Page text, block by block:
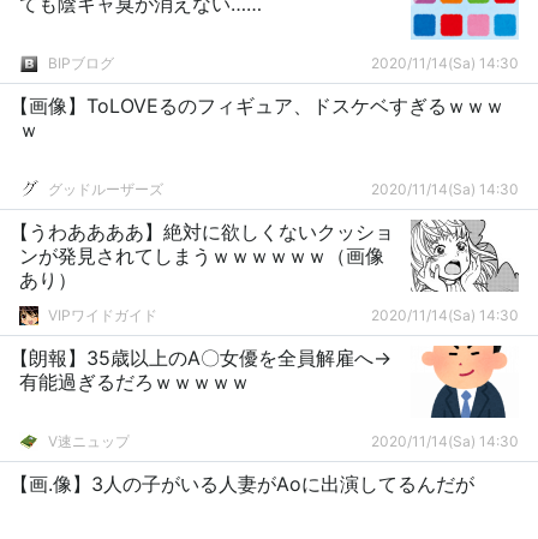
BIPブログ 2020/11/14(Sa) 14:30
【画像】ToLOVEるのフィギュア、ドスケベすぎるｗｗｗ
ｗ
グッドルーザーズ 2020/11/14(Sa) 14:30
【うわああああ】絶対に欲しくないクッショ
ンが発見されてしまうｗｗｗｗｗｗ（画像
あり）
VIPワイドガイド 2020/11/14(Sa) 14:30
【朗報】35歳以上のA〇女優を全員解雇へ→
有能過ぎるだろｗｗｗｗｗ
V速ニュップ 2020/11/14(Sa) 14:30
【画.像】3人の子がいる人妻がAoに出演してるんだが